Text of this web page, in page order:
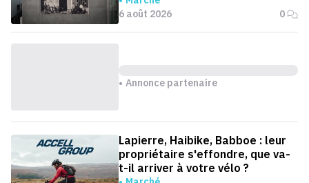
6 août 2026
0
Annonce partenaire
Lapierre, Haibike, Babboe : leur
propriétaire s'effondre, que va-
t-il arriver à votre vélo ?